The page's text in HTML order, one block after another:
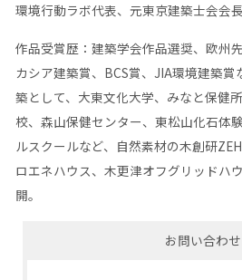
環境行動ラボ代表、元東京建築士会会長
作品受賞歴：建築学会作品選奨、欧州
カシア建築賞、BCS賞、JIA環境建築
築として、大東文化大学、みなと保健
校、森山保健センター、東松山化石体
ルスクールなど、自然素材の木創研
ロエネハウス、木更津オフグリッドハ
開。
お問い合わせ